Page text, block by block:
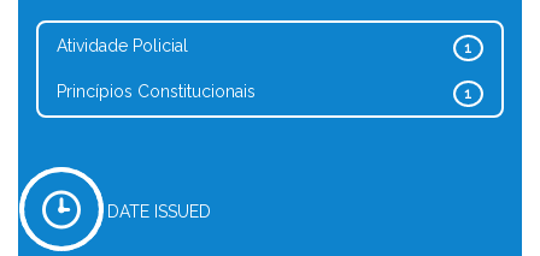
1
Atividade Policial
1
Princípios Constitucionais
DATE ISSUED